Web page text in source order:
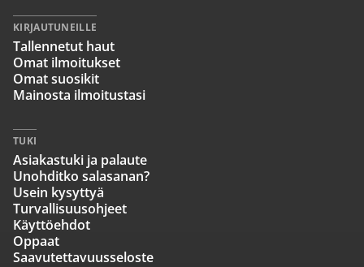
KIRJAUTUNEILLE
Tallennetut haut
Omat ilmoitukset
Omat suosikit
Mainosta ilmoitustasi
TUKI
Asiakastuki ja palaute
Unohditko salasanan?
Usein kysyttyä
Turvallisuusohjeet
Käyttöehdot
Oppaat
Saavutettavuusseloste